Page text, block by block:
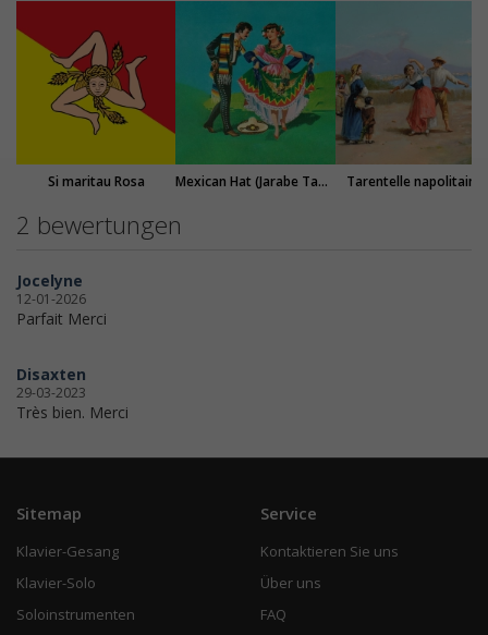
Si maritau Rosa Mexican Hat (Jarabe Tapatio) Tarentelle napolitaine
2 bewertungen
Jocelyne
12-01-2026
Parfait Merci
Disaxten
29-03-2023
Très bien. Merci
Sitemap
Klavier-Gesang
Klavier-Solo
Soloinstrumenten
Service
Kontaktieren Sie uns
Über uns
FAQ